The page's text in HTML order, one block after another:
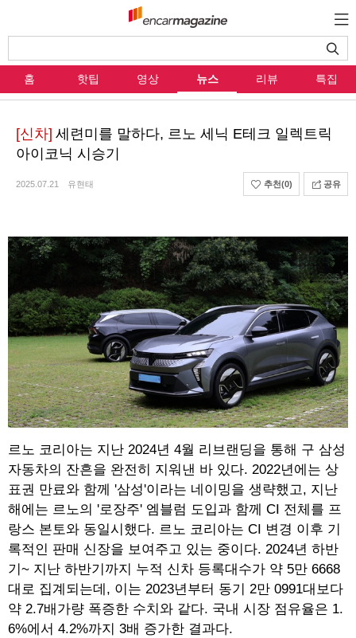
홈 핫팁 영상 뉴스 리뷰 특집
[신차] 세련미를 말하다, 르노 세닉 E테크 일렉트릭
아이코닉 시승기
2025.07.21 유현태 추천(0) 공유
르노 코리아는 지난 2024년 4월 리브랜딩을 통해 구 삼성
자동차의 잔흔을 완전히 지워낸 바 있다. 2022년에는 상
표권 만료와 함께 '삼성'이라는 네이밍을 생략했고, 지난
해에는 르노의 '로장주' 엠블럼 도입과 함께 CI 전체를 프
랑스 본토와 동일시했다. 르노 코리아는 CI 변경 이후 기
록적인 판매 신장을 보여주고 있는 중이다. 2024년 하반
기~ 지난 하반기까지 누적 신차 등록대수가 약 5만 6668
대로 집계되는데, 이는 2023년부터 동기 2만 0991대보다
약 2.7배가량 폭증한 수치와 같다. 국내 시장 점유율은 1.
6%에서 4.2%까지 3배 증가한 결과다.